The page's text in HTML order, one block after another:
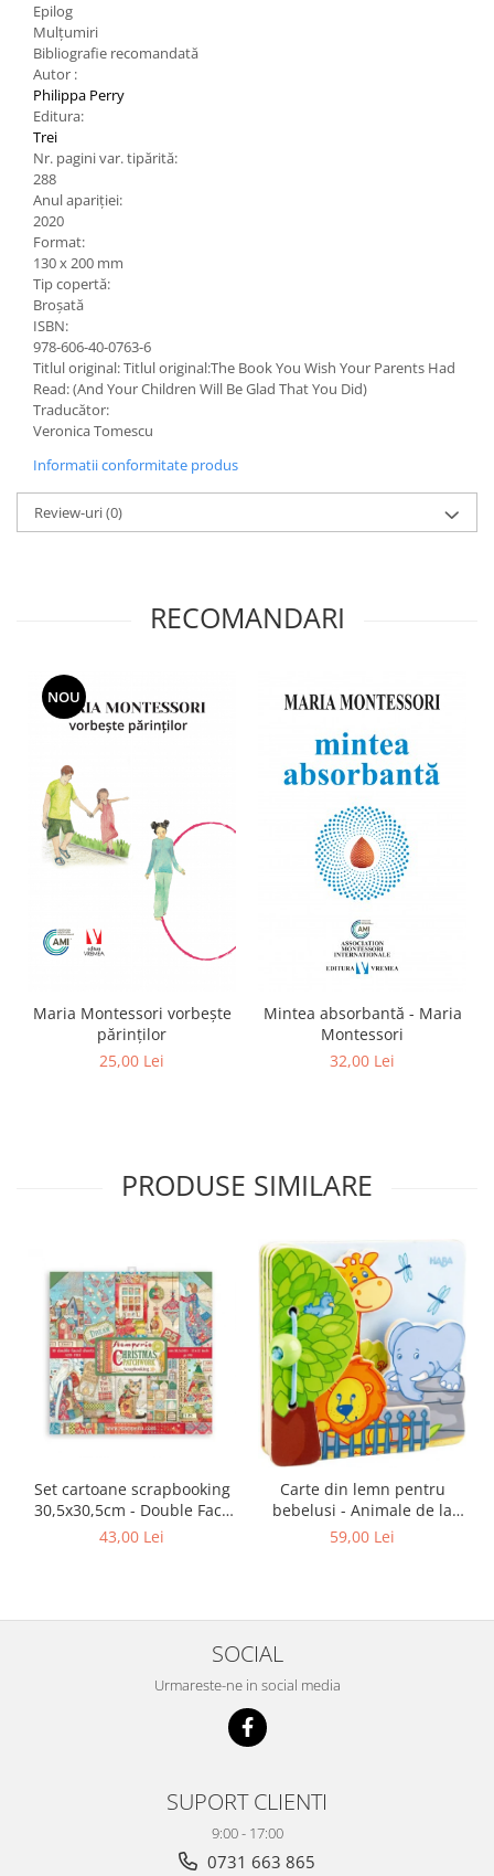
Epilog
Mulțumiri
Bibliografie recomandată
Autor :
Philippa Perry
Editura:
Trei
Nr. pagini var. tipărită:
288
Anul apariției:
2020
Format:
130 x 200 mm
Tip copertă:
Broșată
ISBN:
978-606-40-0763-6
Titlul original: Titlul original:The Book You Wish Your Parents Had
Read: (And Your Children Will Be Glad That You Did)
Traducător:
Veronica Tomescu
Informatii conformitate produs
Review-uri(0)
RECOMANDARI
NOU
Maria Montessori vorbește
părinților
25,00 Lei
Mintea absorbantă - Maria
Montessori
32,00 Lei
PRODUSE SIMILARE
Set cartoane scrapbooking
30,5х30,5cm - Double Face
Christmas Patchwork
43,00 Lei
Carte din lemn pentru
bebelusi - Animale de la
zoo, Haba
59,00 Lei
SOCIAL
Urmareste-ne in social media
SUPORT CLIENTI
9:00 - 17:00
0731 663 865